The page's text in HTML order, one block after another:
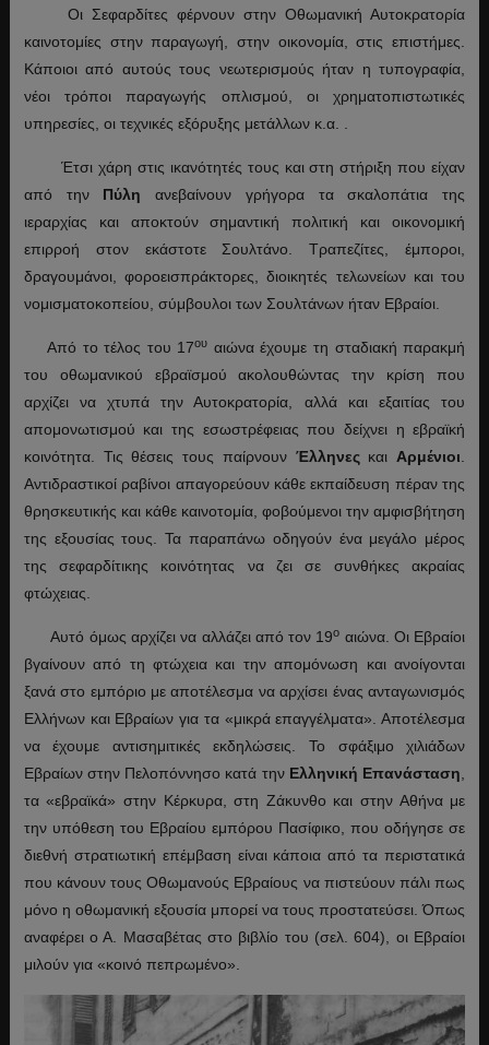
Οι Σεφαρδίτες φέρνουν στην Οθωμανική Αυτοκρατορία
καινοτομίες στην παραγωγή, στην οικονομία, στις επιστήμες.
Κάποιοι από αυτούς τους νεωτερισμούς ήταν η τυπογραφία,
νέοι τρόποι παραγωγής οπλισμού, οι χρηματοπιστωτικές
υπηρεσίες, οι τεχνικές εξόρυξης μετάλλων κ.α. .
Έτσι χάρη στις ικανότητές τους και στη στήριξη που είχαν
από την Πύλη ανεβαίνουν γρήγορα τα σκαλοπάτια της
ιεραρχίας και αποκτούν σημαντική πολιτική και οικονομική
επιρροή στον εκάστοτε Σουλτάνο. Τραπεζίτες, έμποροι,
δραγουμάνοι, φοροεισπράκτορες, διοικητές τελωνείων και του
νομισματοκοπείου, σύμβουλοι των Σουλτάνων ήταν Εβραίοι.
Από το τέλος του 17ου αιώνα έχουμε τη σταδιακή παρακμή
του οθωμανικού εβραϊσμού ακολουθώντας την κρίση που
αρχίζει να χτυπά την Αυτοκρατορία, αλλά και εξαιτίας του
απομονωτισμού και της εσωστρέφειας που δείχνει η εβραϊκή
κοινότητα. Τις θέσεις τους παίρνουν Έλληνες καιΑρμένιοι.
Αντιδραστικοί ραβίνοι απαγορεύουν κάθε εκπαίδευση πέραν της
θρησκευτικής και κάθε καινοτομία, φοβούμενοι την αμφισβήτηση
της εξουσίας τους. Τα παραπάνω οδηγούν ένα μεγάλο μέρος
της σεφαρδίτικης κοινότητας να ζει σε συνθήκες ακραίας
φτώχειας.
Αυτό όμως αρχίζει να αλλάζει από τον 19ο αιώνα. Οι Εβραίοι
βγαίνουν από τη φτώχεια και την απομόνωση και ανοίγονται
ξανά στο εμπόριο με αποτέλεσμα να αρχίσει ένας ανταγωνισμός
Ελλήνων και Εβραίων για τα «μικρά επαγγέλματα». Αποτέλεσμα
να έχουμε αντισημιτικές εκδηλώσεις. Το σφάξιμο χιλιάδων
Εβραίων στην Πελοπόννησο κατά την Ελληνική Επανάσταση,
τα «εβραϊκά» στην Κέρκυρα, στη Ζάκυνθο και στην Αθήνα με
την υπόθεση του Εβραίου εμπόρου Πασίφικο, που οδήγησε σε
διεθνή στρατιωτική επέμβαση είναι κάποια από τα περιστατικά
που κάνουν τους Οθωμανούς Εβραίους να πιστεύουν πάλι πως
μόνο η οθωμανική εξουσία μπορεί να τους προστατεύσει. Όπως
αναφέρει ο Α. Μασαβέτας στο βιβλίο του (σελ. 604), οι Εβραίοι
μιλούν για «κοινό πεπρωμένο».